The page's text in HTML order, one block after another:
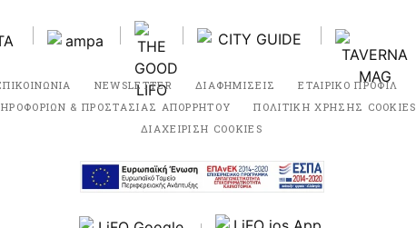
NEWSLETTER ΔΙΑΦΗΜΙΣΕΙΣ ΕΤΑΙΡΙΚΟ ΠΡΟΦΙΛ
& ΠΡΟΣΤΑΣΙΑΣ ΑΠΟΡΡΗΤΟΥ
ΠΟΛΙΤΙΚΗ ΧΡΗΣΗΣ COOKIES
ΔΙΑΧΕΙΡΙΣΗ COOKIES